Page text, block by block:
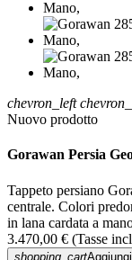
chevron_left
Nuovo prodotto
Gorawan Persia
Tappeto persiano
centrale. Colori
in lana cardata a
3.470,00 € (Tasse
shopping_cart